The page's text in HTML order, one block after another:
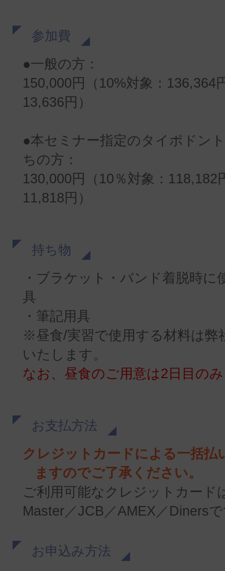
参加費
●一般の方：
150,000円（10%対象：136,364
13,636円）
●本セミナー指定のタイポドン
ちの方：
130,000円（10％対象：118,182
11,818円）
持ち物
・ブラケット・バンド着脱時に
具
・筆記用具
※昼食/実習で使用する材料は弊
いたします。
なお、昼食のご用意は2日目の
お支払方法
クレジットカードによる一括払
ますのでご了承ください。
ご利用可能なクレジットカード
Master／JCB／AMEX／Diners
お申込み方法